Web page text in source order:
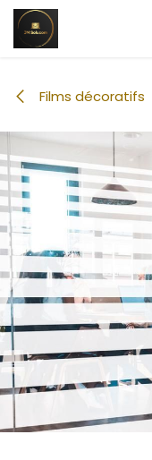
Se rendre au contenu
Films décoratifs